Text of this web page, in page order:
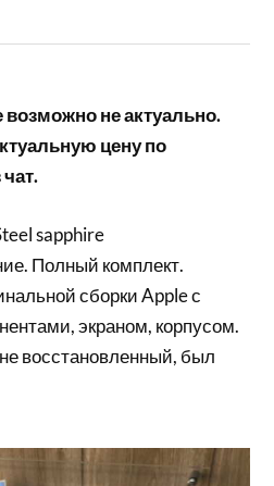
не актуально.
цену по
sapphire
Полный комплект.
сборки Apple с
экраном, корпусом.
восстановленный, был